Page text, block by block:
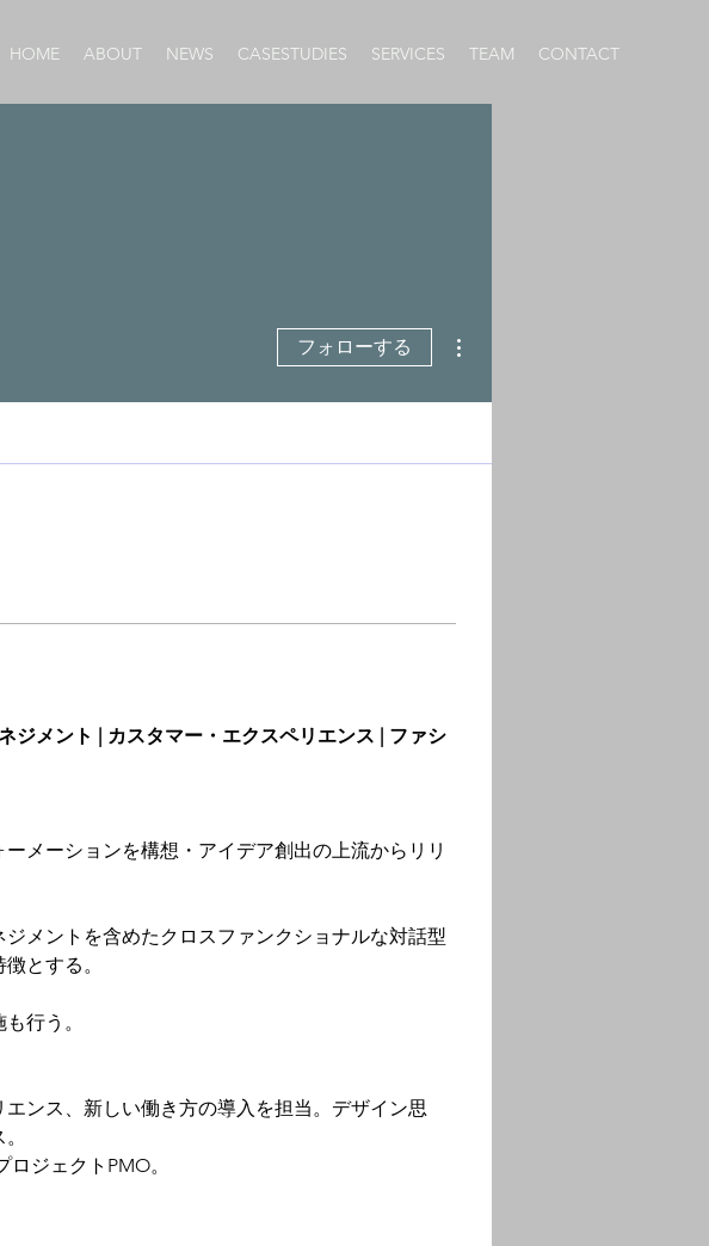
HOME ABOUT NEWS CASESTUDIES SERVICES TEAM CONTACT
フォローする
ジメント | カスタマー・エクスペリエンス | ファシ
メーションを構想・アイデア創出の上流からリリ
メントを含めたクロスファンクショナルな対話型
とする。
行う。
ンス、新しい働き方の導入を担当。デザイン思
ジェクトPMO。